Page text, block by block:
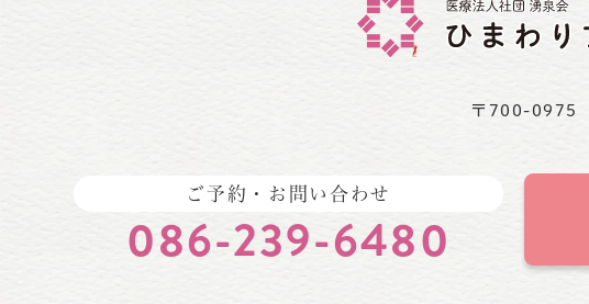
〒700-0975
ご予約・お問い合わせ
086-239-6480